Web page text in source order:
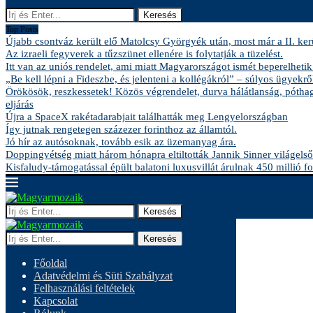
Keresés
Top Posts
Újabb csontváz került elő Matolcsy Györgyék után, most már a II.
Az izraeli fegyverek a tűzszünet ellenére is folytatják a tüzelést.
Itt van az uniós rendelet, ami miatt Magyarországot ismét
„Be kell lépni a Fideszbe, és jelenteni a kollégákról” – súlyos
Örökösök, reszkessetek! Közös végrendelet, durva hálátlanság,
eljárás
Újra a SpaceX rakétadarabjait találhatták meg Lengyelországban
Így jutnak rengetegen százezer forinthoz az államtól.
Jó hír az autósoknak, tovább esik az üzemanyag ára.
Doppingvétség miatt három hónapra eltiltották Jannik Sinner
Kisfaludy-támogatással épült balatoni luxusvillát árulnak 450 millió
Keresés
Keresés
Főoldal
Adatvédelmi és Süti Szabályzat
Felhasználási feltételek
Kapcsolat